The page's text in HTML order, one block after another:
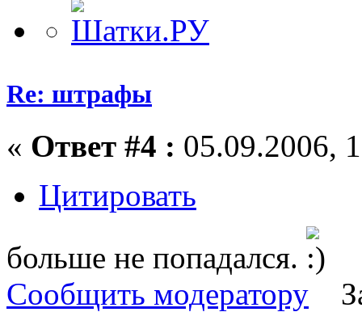
Re: штрафы
« Ответ #4 : 05.09.2006,
Цитировать
больше не попадался.
Сообщить модератору